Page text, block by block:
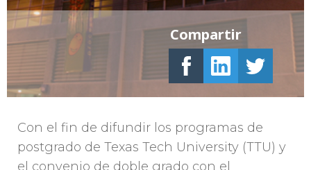
Con el fin de difundir los programas de
postgrado de Texas Tech University (TTU) y
el convenio de doble grado con el
Compartir